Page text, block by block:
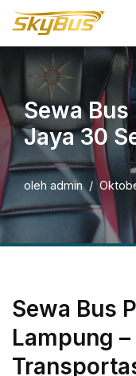
Lompat
konten
Sewa
Jaya 30
oleh admin
Sewa Bus
Lampung